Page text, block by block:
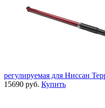
регулируемая для Ниссан
15690 руб. Купить